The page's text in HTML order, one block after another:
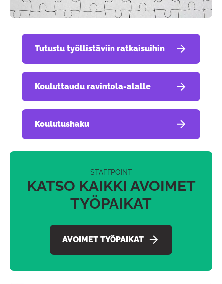
Tutustu työllistäviin ratkaisuihin
Kouluttaudu ravintola-alalle
Koulutushaku
STAFFPOINT
KATSO KAIKKI AVOIMET
TYÖPAIKAT
AVOIMET TYÖPAIKAT